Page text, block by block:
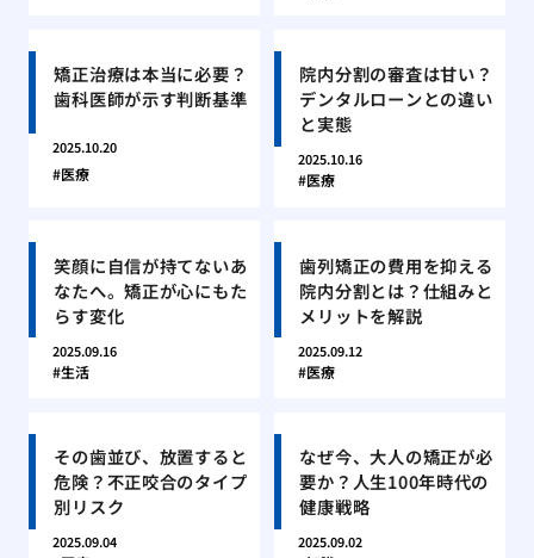
矯正治療は本当に必要？
歯科医師が示す判断基準
2025.10.20
医療
院内分割の審査は甘い？
デンタルローンとの違い
と実態
2025.10.16
医療
笑顔に自信が持てないあ
なたへ。矯正が心にもた
らす変化
2025.09.16
生活
歯列矯正の費用を抑える
院内分割とは？仕組みと
メリットを解説
2025.09.12
医療
その歯並び、放置すると
危険？不正咬合のタイプ
別リスク
2025.09.04
なぜ今、大人の矯正が必
要か？人生100年時代の
健康戦略
2025.09.02